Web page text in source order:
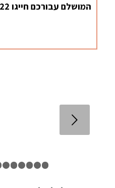
המושלם עבורכם חייגו 03-7444422
1 2 3 4 5 6